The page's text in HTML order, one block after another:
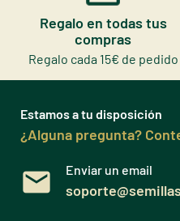
Regalo en todas tus
compras
Regalo cada 15€ de pedido
Estamos a tu disposición
¿Alguna pregunta?
Enviar un email